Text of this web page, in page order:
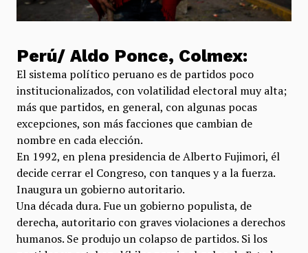
Perú/ Aldo Ponce, Colmex:
El sistema político peruano es de partidos poco
institucionalizados, con volatilidad electoral muy alta;
más que partidos, en general, con algunas pocas
excepciones, son más facciones que cambian de
nombre en cada elección.
En 1992, en plena presidencia de Alberto Fujimori, él
decide cerrar el Congreso, con tanques y a la fuerza.
Inaugura un gobierno autoritario.
Una década dura. Fue un gobierno populista, de
derecha, autoritario con graves violaciones a derechos
humanos. Se produjo un colapso de partidos. Si los